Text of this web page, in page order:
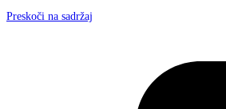
Preskoči na sadržaj